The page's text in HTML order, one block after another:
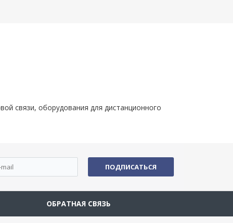
связи, оборудования для дистанционного
ПОДПИСАТЬСЯ
ОБРАТНАЯ СВЯЗЬ